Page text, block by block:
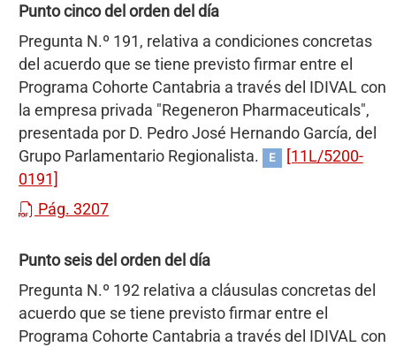
Punto cinco del orden del día
Pregunta N.º 191, relativa a condiciones concretas
del acuerdo que se tiene previsto firmar entre el
Programa Cohorte Cantabria a través del IDIVAL con
la empresa privada "Regeneron Pharmaceuticals",
presentada por D. Pedro José Hernando García, del
Grupo Parlamentario Regionalista.
E
[11L/5200-
0191]
Pág. 3207
Punto seis del orden del día
Pregunta N.º 192 relativa a cláusulas concretas del
acuerdo que se tiene previsto firmar entre el
Programa Cohorte Cantabria a través del IDIVAL con